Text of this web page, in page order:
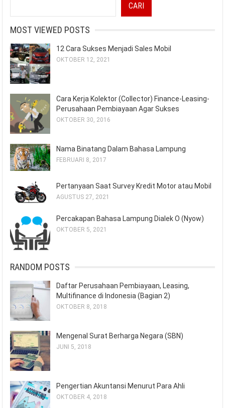
CARI
MOST VIEWED POSTS
12 Cara Sukses Menjadi Sales Mobil
OKTOBER 12, 2021
Cara Kerja Kolektor (Collector) Finance-Leasing-
Perusahaan Pembiayaan Agar Sukses
OKTOBER 30, 2016
Nama Binatang Dalam Bahasa Lampung
FEBRUARI 8, 2017
Pertanyaan Saat Survey Kredit Motor atau Mobil
AGUSTUS 27, 2021
Percakapan Bahasa Lampung Dialek O (Nyow)
OKTOBER 5, 2021
RANDOM POSTS
Daftar Perusahaan Pembiayaan, Leasing,
Multifinance di Indonesia (Bagian 2)
OKTOBER 8, 2018
Mengenal Surat Berharga Negara (SBN)
JUNI 5, 2018
Pengertian Akuntansi Menurut Para Ahli
OKTOBER 4, 2018